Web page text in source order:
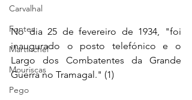
Carvalhal
Fontes
Martinchel
Mouriscas
Pego
No dia 25 de fevereiro de 1934, "foi
inaugurado o posto telefónico e o
Largo dos Combatentes da Grande
Guerra no Tramagal." (1)